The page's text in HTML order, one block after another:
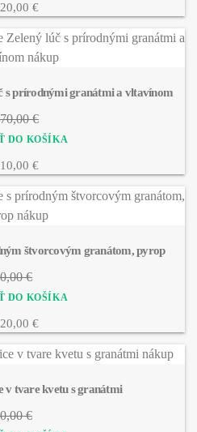
€
s prírodnými granátmi a vltavínom
€
€
štvorcovým granátom, pyrop
0,00 €
€
v tvare kvetu s granátmi
0,00 €